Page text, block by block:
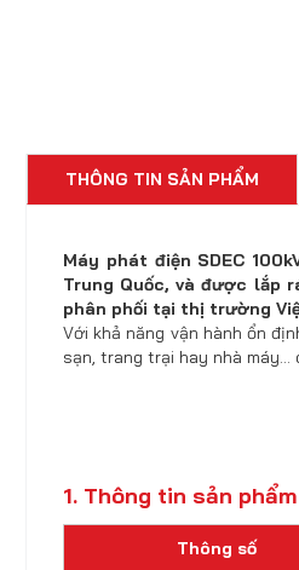
THÔNG TIN SẢN PHẨM
Máy phát điện SDEC
Trung Quốc, và được lắp
phân phối tại thị trường
Với khả năng vận hành ổn
sạn, trang trại hay nhà máy…
1. Thông tin sản phẩm
Thông số